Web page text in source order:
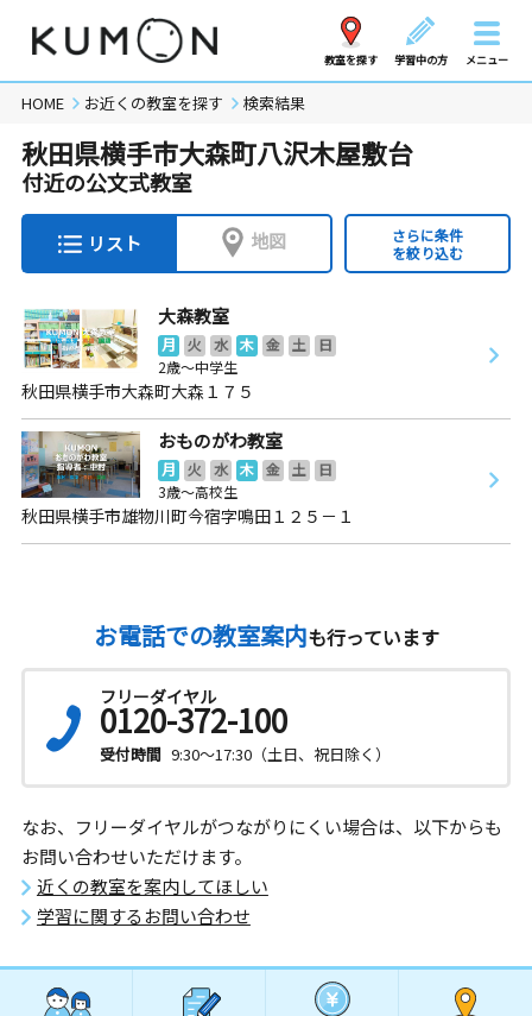
教室を探す 学習中の方 メニュー
HOME お近くの教室を探す 検索結果
秋田県横手市大森町八沢木屋敷台
付近の公文式教室
リスト 地図
さらに条件
を絞り込む
大森教室
月 火 水 木 金 土
日
2歳～中学生
秋田県横手市大森町大森１７５
おものがわ教室
月 火 水 木 金 土
日
3歳～高校生
秋田県横手市雄物川町今宿字鳴田１２５－１
お電話での教室案内も行っています
フリーダイヤル
0120-372-100
受付時間 9:30～17:30（土日、祝日除く）
なお、フリーダイヤルがつながりにくい場合は、以下からも
お問い合わせいただけます。
近くの教室を案内してほしい
学習に関するお問い合わせ